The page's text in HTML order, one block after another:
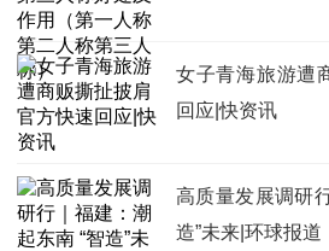
女子青海旅游遭
回应|快资讯
高质量发展调研
造”未来|环球报道